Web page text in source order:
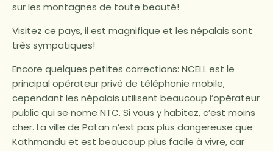
sur les montagnes de toute beauté!
Visitez ce pays, il est magnifique et les népalais sont
très sympatiques!
Encore quelques petites corrections: NCELL est le
principal opérateur privé de téléphonie mobile,
cependant les népalais utilisent beaucoup l’opérateur
public qui se nome NTC. Si vous y habitez, c’est moins
cher. La ville de Patan n’est pas plus dangereuse que
Kathmandu et est beaucoup plus facile à vivre, car